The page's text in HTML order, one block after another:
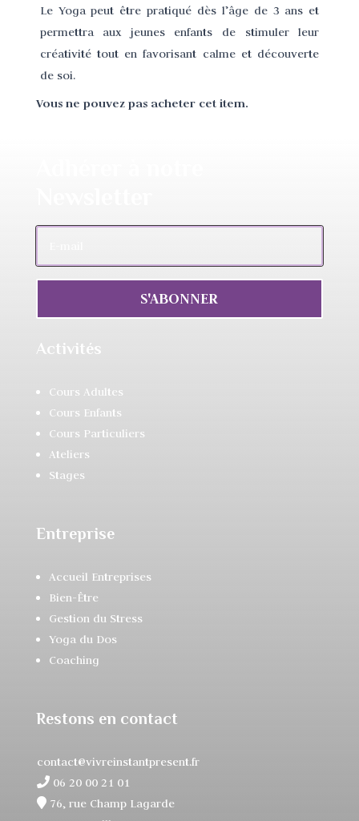
Le Yoga peut être pratiqué dès l’âge de 3 ans et
permettra aux jeunes enfants de stimuler leur
créativité tout en favorisant calme et découverte
de soi.
Vous ne pouvez pas acheter cet item.
S'ABONNER
Activités
Cours Adultes
Cours Enfants
Cours Particuliers
Ateliers
Stages
Entreprise
Accueil Entreprises
Bien-Être
Gestion du Stress
Yoga du Dos
Coaching
Restons en contact
contact@vivreinstantpresent.fr
06 20 00 21 01
76, rue Champ Lagarde